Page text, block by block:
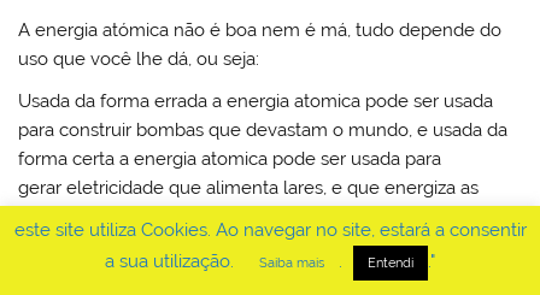
A energia atómica não é boa nem é má, tudo depende do
uso que você lhe dá, ou seja:
Usada da forma errada a energia atomica pode ser usada
para construir bombas que devastam o mundo, e usada da
forma certa a energia atomica pode ser usada para
gerar eletricidade que alimenta lares, e que energiza as
este site utiliza Cookies. Ao navegar no site, estará a consentir
a sua utilização.
Saiba mais . Entendi ."